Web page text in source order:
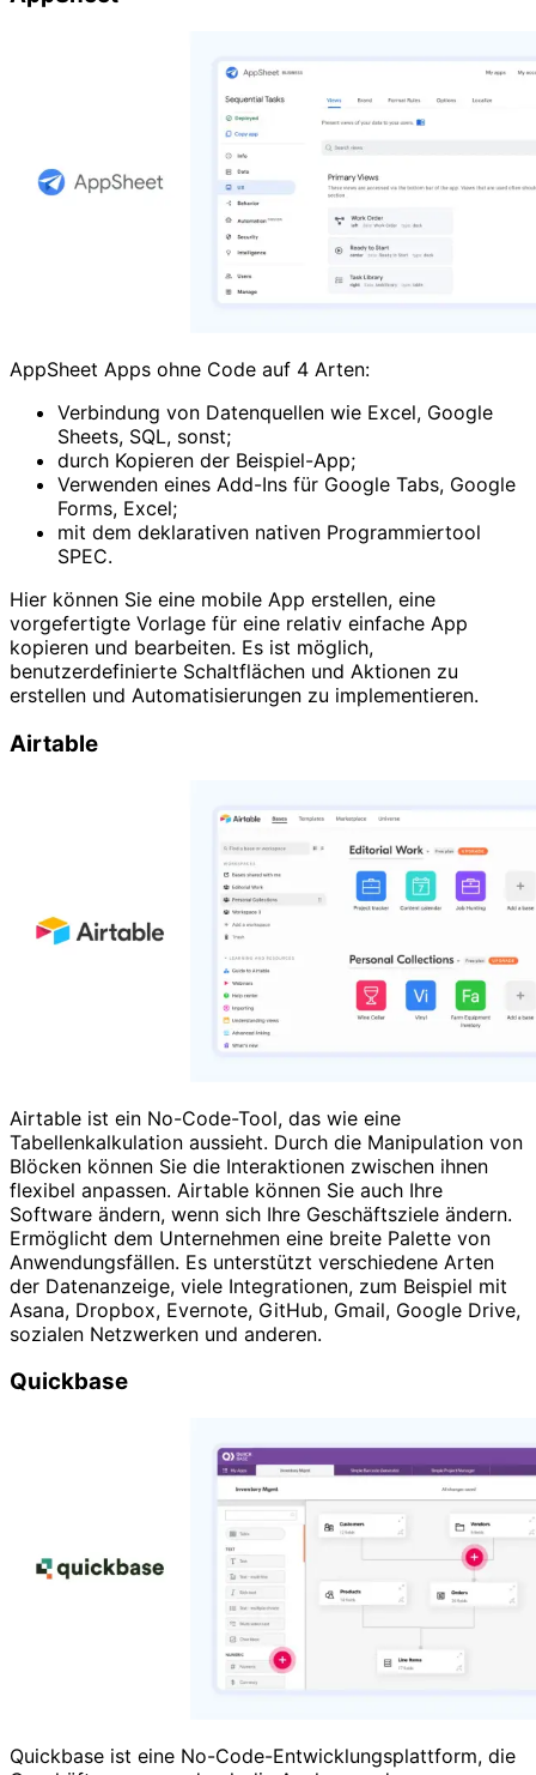
AppSheet Apps ohne Code auf 4 Arten:
Verbindung von Datenquellen wie Excel, Google
Sheets, SQL, sonst;
durch Kopieren der Beispiel-App;
Verwenden eines Add-Ins für Google Tabs, Google
Forms, Excel;
mit dem deklarativen nativen Programmiertool
SPEC.
Hier können Sie eine mobile App erstellen, eine
vorgefertigte Vorlage für eine relativ einfache App
kopieren und bearbeiten. Es ist möglich,
benutzerdefinierte Schaltflächen und Aktionen zu
erstellen und Automatisierungen zu implementieren.
Airtable
Airtable ist ein No-Code-Tool, das wie eine
Tabellenkalkulation aussieht. Durch die Manipulation von
Blöcken können Sie die Interaktionen zwischen ihnen
flexibel anpassen. Airtable können Sie auch Ihre
Software ändern, wenn sich Ihre Geschäftsziele ändern.
Ermöglicht dem Unternehmen eine breite Palette von
Anwendungsfällen. Es unterstützt verschiedene Arten
der Datenanzeige, viele Integrationen, zum Beispiel mit
Asana, Dropbox, Evernote, GitHub, Gmail, Google Drive,
sozialen Netzwerken und anderen.
Quickbase
Quickbase ist eine No-Code-Entwicklungsplattform, die